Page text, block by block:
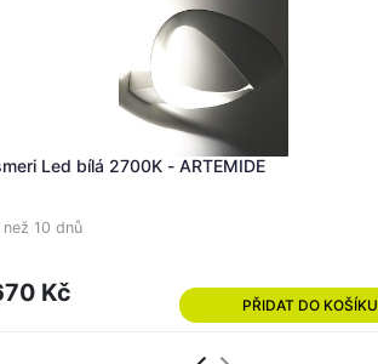
Led bílá 2700K - ARTEMIDE
10 dnů
Kč PŘIDAT DO KOŠÍKU